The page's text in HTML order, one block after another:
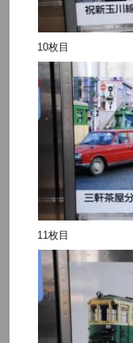
10枚目
11枚目